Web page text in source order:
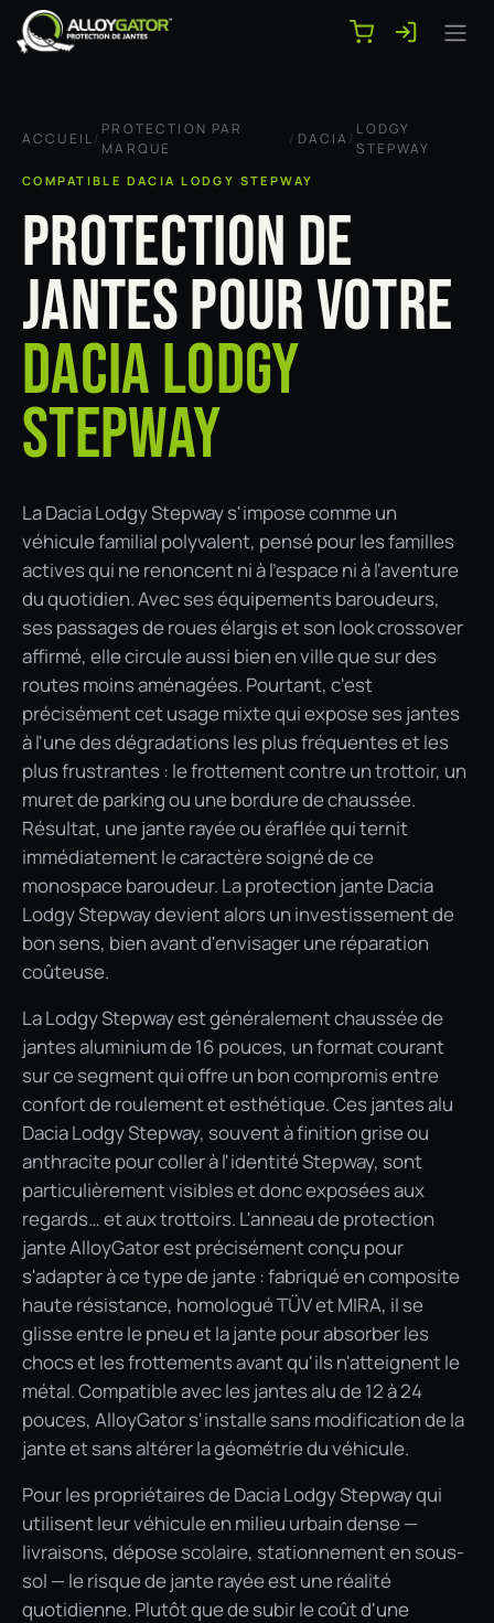
Se rendre au contenu
ACCUEIL/
PROTECTION PAR
MARQUE
/ DACIA /
LODGY
STEPWAY
COMPATIBLE DACIA LODGY STEPWAY
PROTECTION DE
JANTES POUR VOTRE
DACIA LODGY
STEPWAY
La Dacia Lodgy Stepway s'impose comme un
véhicule familial polyvalent, pensé pour les familles
actives qui ne renoncent ni à l'espace ni à l'aventure
du quotidien. Avec ses équipements baroudeurs,
ses passages de roues élargis et son look crossover
affirmé, elle circule aussi bien en ville que sur des
routes moins aménagées. Pourtant, c'est
précisément cet usage mixte qui expose ses jantes
à l'une des dégradations les plus fréquentes et les
plus frustrantes : le frottement contre un trottoir, un
muret de parking ou une bordure de chaussée.
Résultat, une jante rayée ou éraflée qui ternit
immédiatement le caractère soigné de ce
monospace baroudeur. La protection jante Dacia
Lodgy Stepway devient alors un investissement de
bon sens, bien avant d'envisager une réparation
coûteuse.
La Lodgy Stepway est généralement chaussée de
jantes aluminium de 16 pouces, un format courant
sur ce segment qui offre un bon compromis entre
confort de roulement et esthétique. Ces jantes alu
Dacia Lodgy Stepway, souvent à finition grise ou
anthracite pour coller à l'identité Stepway, sont
particulièrement visibles et donc exposées aux
regards… et aux trottoirs. L'anneau de protection
jante AlloyGator est précisément conçu pour
s'adapter à ce type de jante : fabriqué en composite
haute résistance, homologué TÜV et MIRA, il se
glisse entre le pneu et la jante pour absorber les
chocs et les frottements avant qu'ils n'atteignent le
métal. Compatible avec les jantes alu de 12 à 24
pouces, AlloyGator s'installe sans modification de la
jante et sans altérer la géométrie du véhicule.
Pour les propriétaires de Dacia Lodgy Stepway qui
utilisent leur véhicule en milieu urbain dense —
livraisons, dépose scolaire, stationnement en sous-
sol — le risque de jante rayée est une réalité
quotidienne. Plutôt que de subir le coût d'une